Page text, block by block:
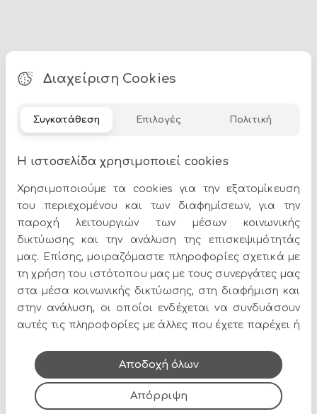
ΤαΦανάρια κήπου - Κηροπήγια
και υλικά, για να ταιριάζουν απόλυτα με το στυλ του
σπιτιού σας.
Δείτε περισσότερα στο σπίτι & διακόσμηση
Όλες οι προσφορές και τα νέα του Epilegin,
στο email και τα social media!
Διαχείριση Cookies
Συγκατάθεση Επιλογές Πολιτική
Η ιστοσελίδα χρησιμοποιεί cookies
Χρησιμοποιούμε τα cookies για την εξατομίκευση
του περιεχομένου και των διαφημίσεων, για την
παροχή λειτουργιών των μέσων κοινωνικής
δικτύωσης και την ανάλυση της επισκεψιμότητάς
μας. Επίσης, μοιραζόμαστε πληροφορίες σχετικά με
τη χρήση του ιστότοπου μας με τους συνεργάτες μας
στα μέσα κοινωνικής δικτύωσης, στη διαφήμιση και
στην ανάλυση, οι οποίοι ενδέχεται να συνδυάσουν
αυτές τις πληροφορίες με άλλες που έχετε παρέχει ή
τους.
Απόρριψη
Αποδοχή όλων